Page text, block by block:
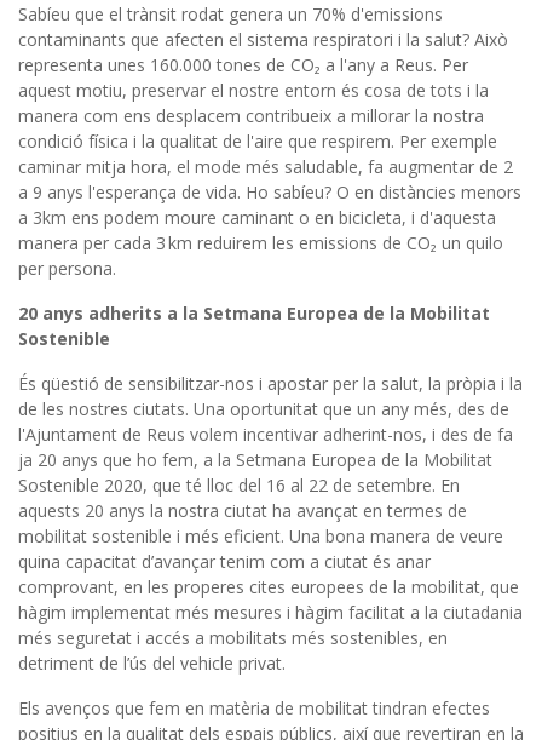
Sabíeu que el trànsit rodat genera un 70% d'emissions
contaminants que afecten el sistema respiratori i la salut? Això
representa unes 160.000 tones de CO₂ a l'any a Reus. Per
aquest motiu, preservar el nostre entorn és cosa de tots i la
manera com ens desplacem contribueix a millorar la nostra
condició física i la qualitat de l'aire que respirem. Per exemple
caminar mitja hora, el mode més saludable, fa augmentar de 2
a 9 anys l'esperança de vida. Ho sabíeu? O en distàncies menors
a 3km ens podem moure caminant o en bicicleta, i d'aquesta
manera per cada 3 km reduirem les emissions de CO₂ un quilo
per persona.
20 anys adherits a la Setmana Europea de la Mobilitat
Sostenible
És qüestió de sensibilitzar-nos i apostar per la salut, la pròpia i la
de les nostres ciutats. Una oportunitat que un any més, des de
l'Ajuntament de Reus volem incentivar adherint-nos, i des de fa
ja 20 anys que ho fem, a la Setmana Europea de la Mobilitat
Sostenible 2020, que té lloc del 16 al 22 de setembre. En
aquests 20 anys la nostra ciutat ha avançat en termes de
mobilitat sostenible i més eficient. Una bona manera de veure
quina capacitat d’avançar tenim com a ciutat és anar
comprovant, en les properes cites europees de la mobilitat, que
hàgim implementat més mesures i hàgim facilitat a la ciutadania
més seguretat i accés a mobilitats més sostenibles, en
detriment de l’ús del vehicle privat.
Els avenços que fem en matèria de mobilitat tindran efectes
positius en la qualitat dels espais públics, així que revertiran en la